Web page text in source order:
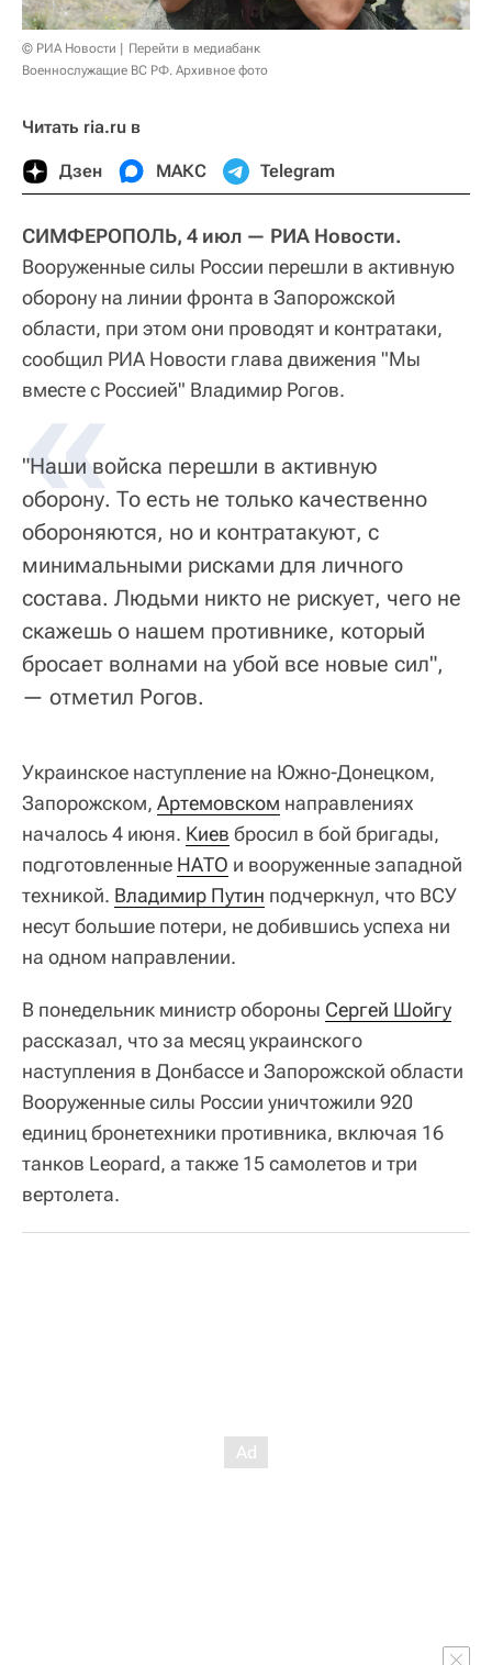
© РИА Новости
Перейти в медиабанк
Военнослужащие ВС РФ. Архивное фото
Читать ria.ru в
Дзен МАКС Telegram
СИМФЕРОПОЛЬ, 4 июл — РИА Новости.
Вооруженные силы России перешли в активную
оборону на линии фронта в Запорожской
области, при этом они проводят и контратаки,
сообщил РИА Новости глава движения "Мы
вместе с Россией" Владимир Рогов.
«
"Наши войска перешли в активную
оборону. То есть не только качественно
обороняются, но и контратакуют, с
минимальными рисками для личного
состава. Людьми никто не рискует, чего не
скажешь о нашем противнике, который
бросает волнами на убой все новые сил",
— отметил Рогов.
Украинское наступление на Южно-Донецком,
Запорожском, Артемовском направлениях
началось 4 июня. Киев бросил в бой бригады,
подготовленные НАТО и вооруженные западной
техникой. Владимир Путин подчеркнул, что ВСУ
несут большие потери, не добившись успеха ни
на одном направлении.
В понедельник министр обороны Сергей Шойгу
рассказал, что за месяц украинского
наступления в Донбассе и Запорожской области
Вооруженные силы России уничтожили 920
единиц бронетехники противника, включая 16
танков Leopard, а также 15 самолетов и три
вертолета.